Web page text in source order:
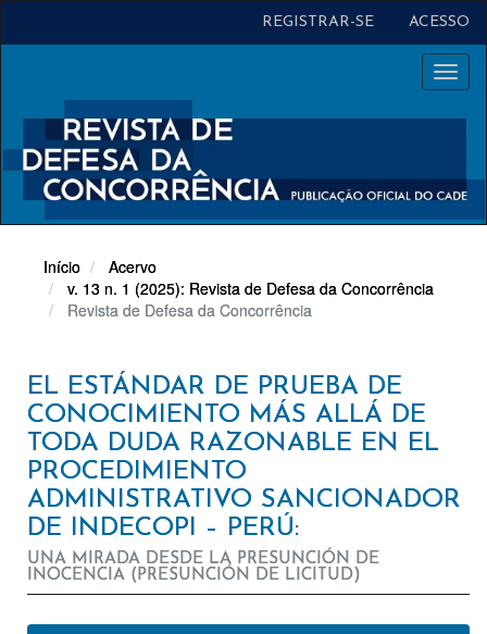
Lateral
REGISTRAR-SE ACESSO
Início
Acervo
v. 13 n. 1 (2025): Revista de Defesa da Concorrência
Revista de Defesa da Concorrência
EL ESTÁNDAR DE PRUEBA DE
CONOCIMIENTO MÁS ALLÁ DE
TODA DUDA RAZONABLE EN EL
PROCEDIMIENTO
ADMINISTRATIVO SANCIONADOR
DE INDECOPI – PERÚ:
UNA MIRADA DESDE LA PRESUNCIÓN DE
INOCENCIA (PRESUNCIÓN DE LICITUD)